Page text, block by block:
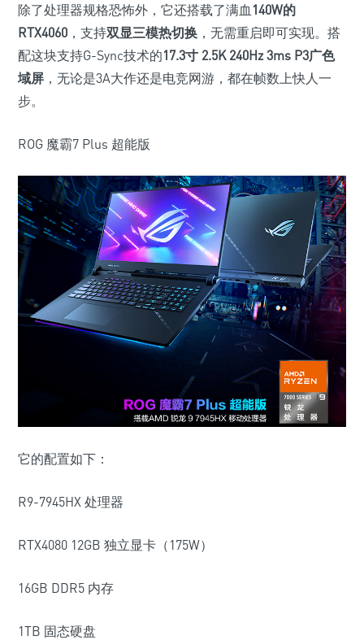
除了处理器规格恐怖外，它还搭载了满血 140W的
RTX4060 ，支持双显三模热切换 ，无需重启即可实现。搭
配这块支持G-Sync技术的17.3寸 2.5K 240Hz 3ms P3广色
域屏 ，无论是3A大作还是电竞网游，都在帧数上快人一
步。
ROG 魔霸7 Plus 超能版
它的配置如下：
R9-7945HX 处理器
RTX4080 12GB 独立显卡（175W）
16GB DDR5 内存
1TB 固态硬盘